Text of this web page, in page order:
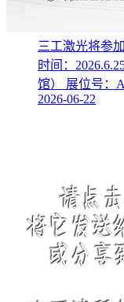
三工激光将参
时间：
馆） 展位号：
2026-06-22